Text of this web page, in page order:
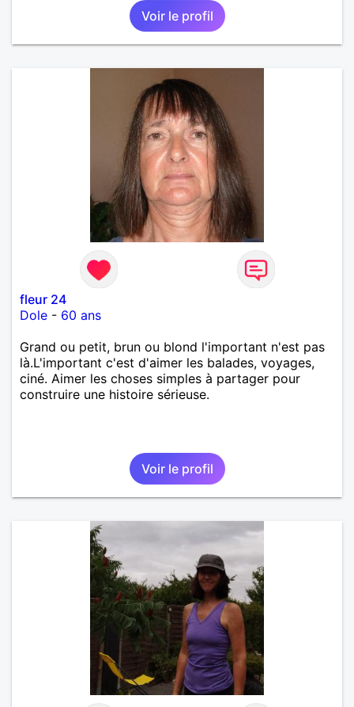
Voir le profil
fleur 24
Dole - 60 ans
Grand ou petit, brun ou blond l'important n'est pas
là.L'important c'est d'aimer les balades, voyages,
ciné. Aimer les choses simples à partager pour
construire une histoire sérieuse.
Voir le profil